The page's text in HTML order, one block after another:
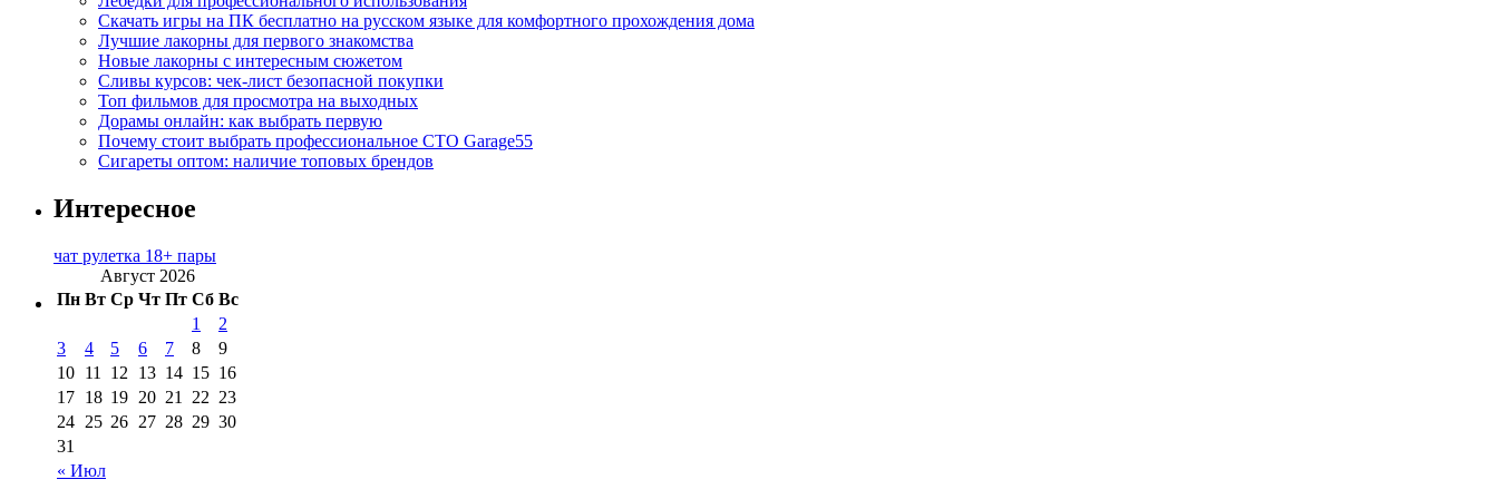
Скачать игры на ПК бесплатно на русском языке для комфортного прохождения дома
Лучшие лакорны для первого знакомства
Новые лакорны с интересным сюжетом
Сливы курсов: чек-лист безопасной покупки
Топ фильмов для просмотра на выходных
Дорамы онлайн: как выбрать первую
Почему стоит выбрать профессиональное СТО Garage55
Сигареты оптом: наличие топовых брендов
Интересное
чат рулетка 18+ пары
Август 2026
Пн Вт Ср Чт Пт Сб Вс
« Июл
1
2
3
4 5 6 7 8
9
10 11 12 13 14 15 16
17 18 19 20 21 22 23
24 25 26 27 28 29 30
31